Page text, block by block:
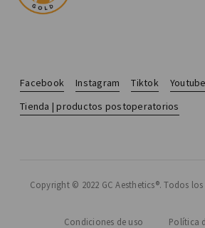
Facebook Instagram Tiktok Youtube
Tienda | productos postoperatorios
Copyright © 2022 GC Aesthetics®. Todos
Condiciones de uso Política